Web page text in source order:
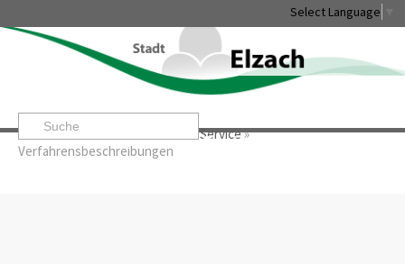
Select Language
Startseite» »Service»
Verfahrensbeschreibungen
Leben & Erleben Rathaus & Service